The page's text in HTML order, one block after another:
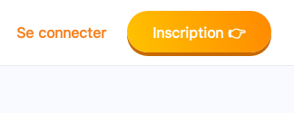
Se connecter Inscription 👉